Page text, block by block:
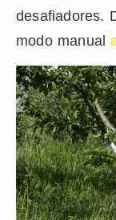
desafiadores.
modo manual